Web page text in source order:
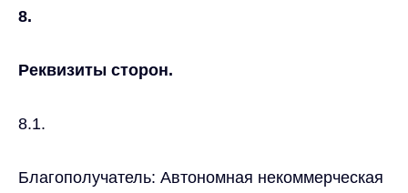
8.
Реквизиты сторон.
8.1.
Благополучатель: Автономная некоммерческая